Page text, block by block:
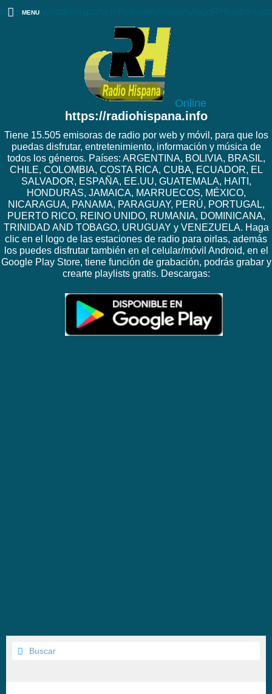
https://www.radiohispana.info/assets/images/
Online
https://radiohispana.info
Tiene 15.505 emisoras de radio por web y móvil, para que los
puedas disfrutar, entretenimiento, información y música de
todos los géneros. Países: ARGENTINA, BOLIVIA, BRASIL,
CHILE, COLOMBIA, COSTA RICA, CUBA, ECUADOR, EL
SALVADOR, ESPAÑA, EE.UU, GUATEMALA, HAITI,
HONDURAS, JAMAICA, MARRUECOS, MÉXICO,
NICARAGUA, PANAMA, PARAGUAY, PERÚ, PORTUGAL,
PUERTO RICO, REINO UNIDO, RUMANIA, DOMINICANA,
TRINIDAD AND TOBAGO, URUGUAY y VENEZUELA. Haga
clic en el logo de las estaciones de radio para oirlas, además
los puedes disfrutar también en el celular/móvil Android, en el
Google Play Store, tiene función de grabación, podrás grabar y
crearte playlists gratis. Descargas:
MENU